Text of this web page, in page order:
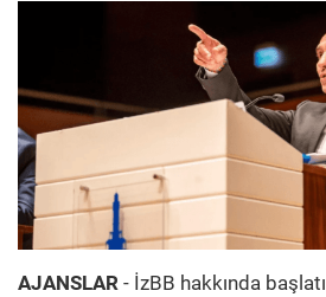
AJANSLAR - İzBB hakkında